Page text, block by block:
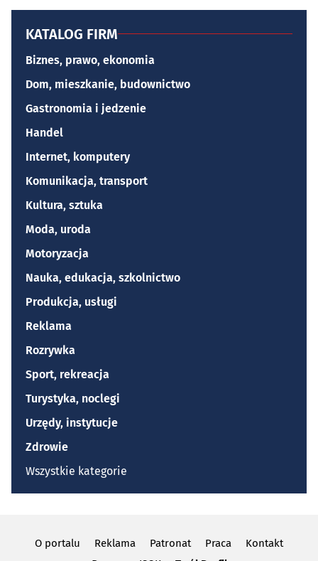
KATALOG FIRM
Biznes, prawo, ekonomia
Dom, mieszkanie, budownictwo
Gastronomia i jedzenie
Handel
Internet, komputery
Komunikacja, transport
Kultura, sztuka
Moda, uroda
Motoryzacja
Nauka, edukacja, szkolnictwo
Produkcja, usługi
Reklama
Rozrywka
Sport, rekreacja
Turystyka, noclegi
Urzędy, instytucje
Zdrowie
Wszystkie kategorie
O portalu Reklama Patronat Praca
Kontakt